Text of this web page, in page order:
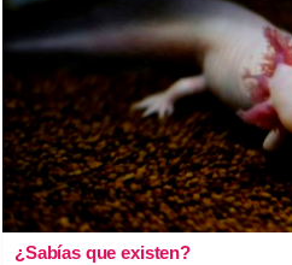
¿Sabías que existen?